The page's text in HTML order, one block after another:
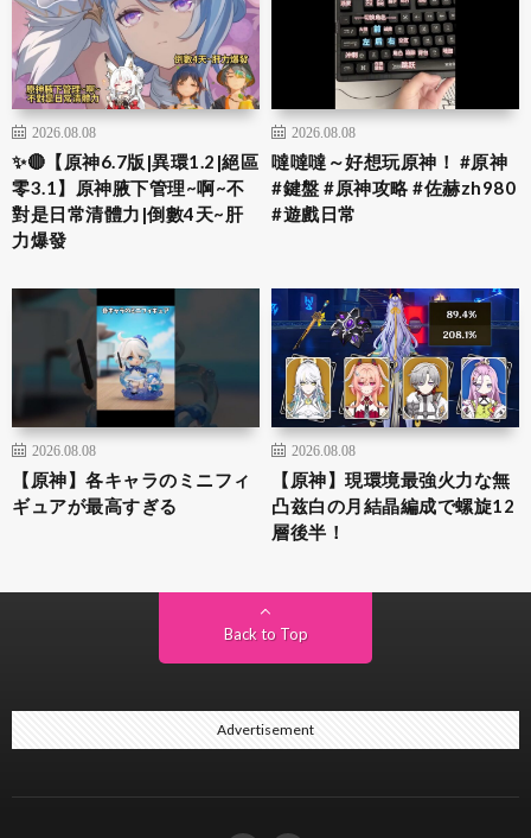
2026.08.08
✨🔴【原神6.7版|異環1.2|絕區
零3.1】原神腋下管理~啊~不
對是日常清體力|倒數4天~肝
力爆發
2026.08.08
噠噠噠～好想玩原神！ #原神
#鍵盤 #原神攻略 #佐赫zh980
#遊戲日常
2026.08.08
【原神】各キャラのミニフィ
ギュアが最高すぎる
2026.08.08
【原神】現環境最強火力な無
凸兹白の月結晶編成で螺旋12
層後半！
Back to Top
Advertisement